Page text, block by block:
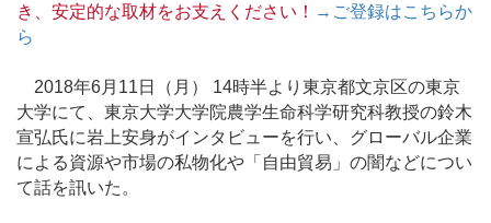
き、安定的な取材をお支えください！ →ご登録はこちらか
ら
2018年6月11日（月） 14時半より東京都文京区の東京
大学にて、東京大学大学院農学生命科学研究科教授の鈴木
宣弘氏に岩上安身がインタビューを行い、グローバル企業
による資源や市場の私物化や「自由貿易」の闇などについ
て話を訊いた。